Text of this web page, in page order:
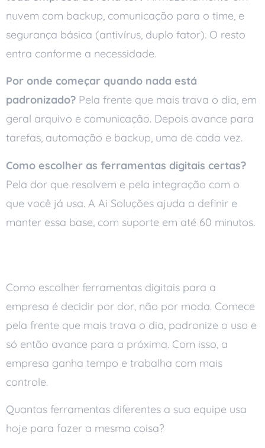
nuvem com backup, comunicação para o time, e
segurança básica (antivírus, duplo fator). O resto
entra conforme a necessidade.
Por onde começar quando nada está
padronizado? Pela frente que mais trava o dia, em
geral arquivo e comunicação. Depois avance para
tarefas, automação e backup, uma de cada vez.
Como escolher as ferramentas digitais certas?
Pela dor que resolvem e pela integração com o
que você já usa. A Ai Soluções ajuda a definir e
manter essa base, com suporte em até 60 minutos.
Como escolher ferramentas digitais para a
empresa é decidir por dor, não por moda. Comece
pela frente que mais trava o dia, padronize o uso e
só então avance para a próxima. Com isso, a
empresa ganha tempo e trabalha com mais
controle.
Quantas ferramentas diferentes a sua equipe usa
hoje para fazer a mesma coisa?